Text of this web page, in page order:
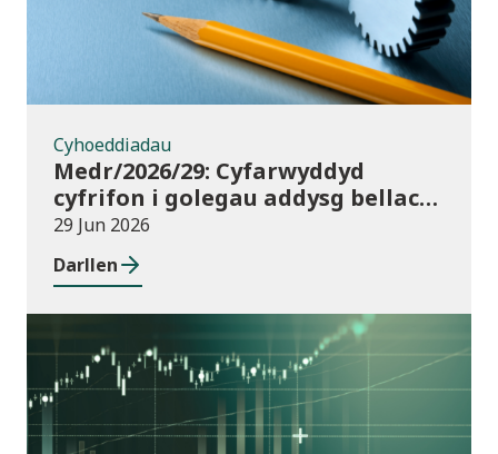
Cyhoeddiadau
Medr/2026/29: Cyfarwyddyd
cyfrifon i golegau addysg bellach
yng Nghymru ar gyfer 2025/26
29 Jun 2026
Darllen